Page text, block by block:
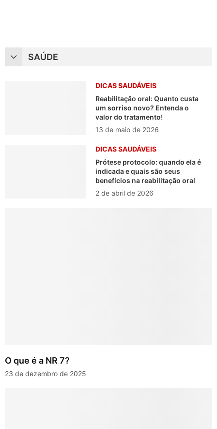
SAÚDE
DICAS SAUDÁVEIS
Reabilitação oral: Quanto custa
um sorriso novo? Entenda o
valor do tratamento!
13 de maio de 2026
DICAS SAUDÁVEIS
Prótese protocolo: quando ela é
indicada e quais são seus
benefícios na reabilitação oral
2 de abril de 2026
O que é a NR 7?
23 de dezembro de 2025